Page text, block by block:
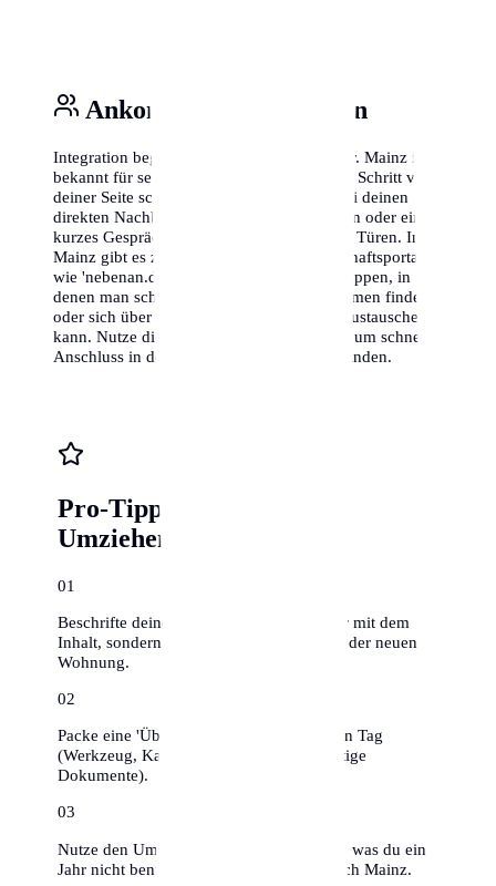
Ankommen & Vernetzen
Integration beginnt vor der eigenen Haustür. Mainz ist
bekannt für seine offene Art, aber ein erster Schritt von
deiner Seite schadet nie. Stelle dich kurz bei deinen
direkten Nachbarn vor – ein kleines Lächeln oder ein
kurzes Gespräch im Treppenhaus öffnet oft Türen. In
Mainz gibt es zudem zahlreiche Nachbarschaftsportale
wie 'nebenan.de' oder lokale Facebook-Gruppen, in
denen man schnell Hilfe bei kleinen Problemen findet
oder sich über Veranstaltungen im Viertel austauschen
kann. Nutze diese digitalen Möglichkeiten, um schnell
Anschluss in deiner neuen Umgebung zu finden.
Pro-Tipps für stressfreies
Umziehen
01
Beschrifte deine Umzugskartons nicht nur mit dem
Inhalt, sondern auch mit dem Zielraum in der neuen
Wohnung.
02
Packe eine 'Überlebenskiste' für den ersten Tag
(Werkzeug, Kaffee, Toilettenpapier, wichtige
Dokumente).
03
Nutze den Umzug zum Ausmisten – alles, was du ein
Jahr nicht benutzt hast, muss nicht mit nach Mainz.